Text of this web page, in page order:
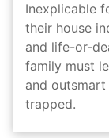
Inexplicable
their house
and life-or-
family must
and
trapped.